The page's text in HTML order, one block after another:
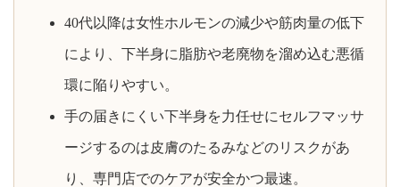
40代以降は女性ホルモンの減少や筋肉量の低下
により、下半身に脂肪や老廃物を溜め込む悪循
環に陥りやすい。
手の届きにくい下半身を力任せにセルフマッサ
ージするのは皮膚のたるみなどのリスクがあ
り、専門店でのケアが安全かつ最速。